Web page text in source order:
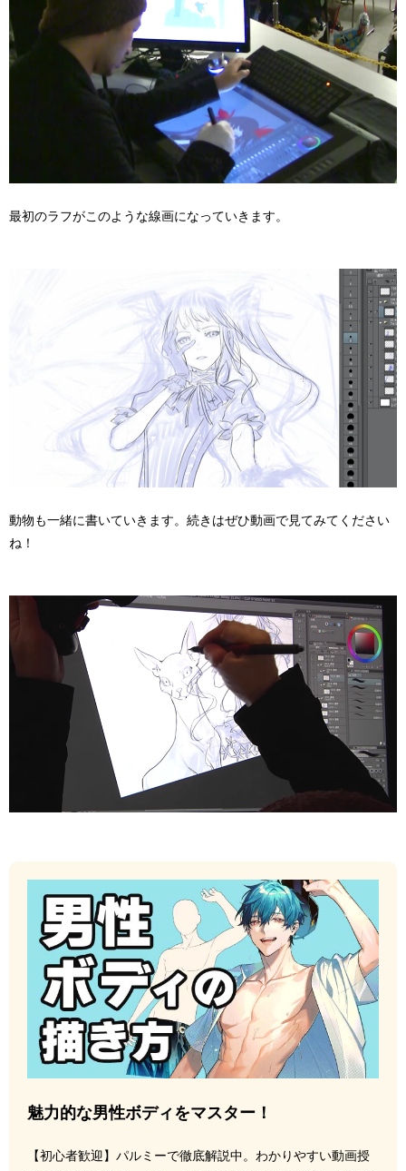
最初のラフがこのような線画になっていきます。
動物も一緒に書いていきます。続きはぜひ動画で見てみてください
ね！
魅力的な男性ボディをマスター！
【初心者歓迎】パルミーで徹底解説中。わかりやすい動画授